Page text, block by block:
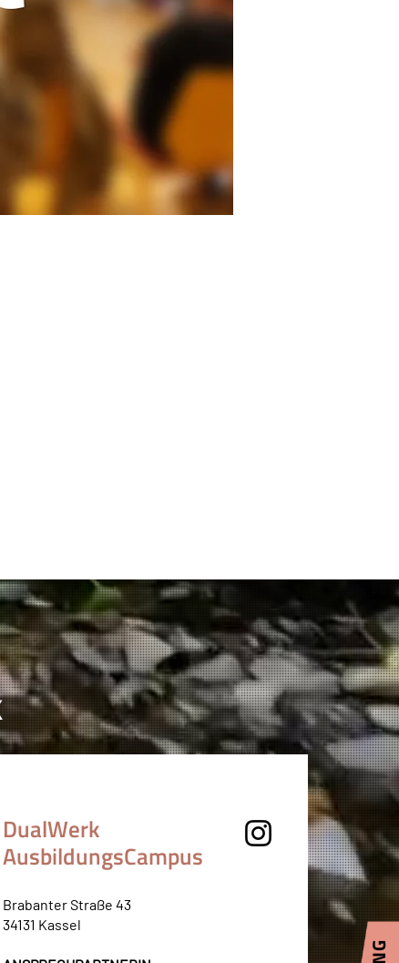
DualWerk
AusbildungsCampus
Brabanter Straße 43
34131 Kassel